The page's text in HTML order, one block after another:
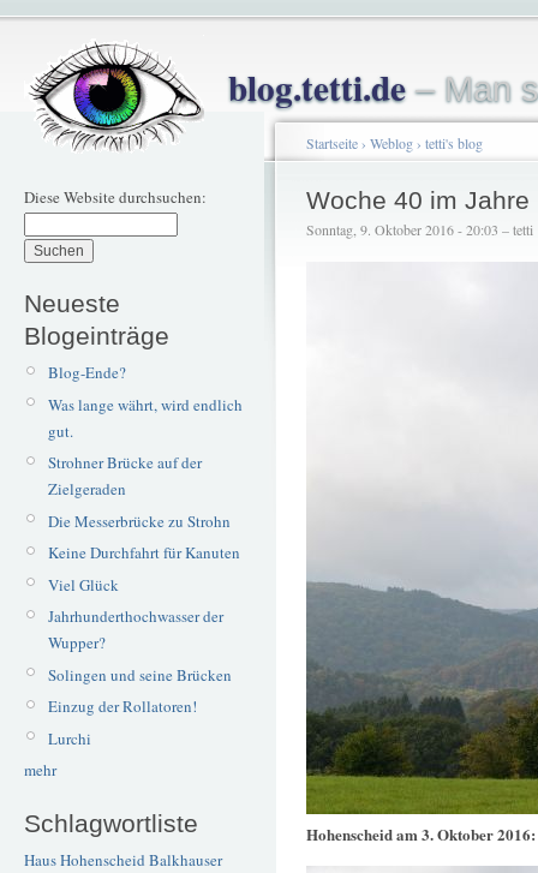
blog.tetti.de– Man
Diese Website durchsuchen:
Neueste
Blogeinträge
Blog-Ende?
Was lange währt, wird endlich
gut.
Strohner Brücke auf der
Zielgeraden
Die Messerbrücke zu Strohn
Keine Durchfahrt für Kanuten
Viel Glück
Jahrhunderthochwasser der
Wupper?
Solingen und seine Brücken
Einzug der Rollatoren!
Lurchi
mehr
Schlagwortliste
Haus Hohenscheid Balkhauser
Startseite› Weblog› tetti's blog
Woche 40 im Jahre
Sonntag, 9. Oktober 2016 - 20:03 – tetti
Hohenscheid am 3. Oktober 2016: